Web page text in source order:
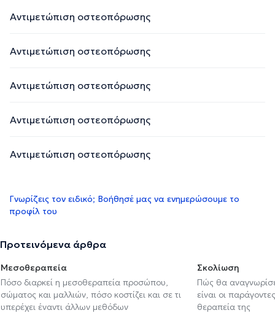
Αντιμετώπιση οστεοπόρωσης
Αντιμετώπιση οστεοπόρωσης
Αντιμετώπιση οστεοπόρωσης
Αντιμετώπιση οστεοπόρωσης
Αντιμετώπιση οστεοπόρωσης
Γνωρίζεις τον ειδικό; Βοήθησέ μας να ενημερώσουμε το
προφίλ του
Προτεινόμενα άρθρα
Μεσοθεραπεία
Πόσο διαρκεί η μεσοθεραπεία προσώπου,
σώματος και μαλλιών, πόσο κοστίζει και σε τι
υπερέχει έναντι άλλων μεθόδων
Σκολίωση
Πώς θα
είναι οι
θεραπεία της